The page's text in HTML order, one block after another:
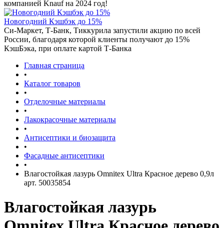
компанией Knauf на 2024 год!
Новогодний Кэшбэк до 15%
Си-Маркет, Т-Банк, Тиккурила запустили акцию по всей
России, благодаря которой клиенты получают до 15%
КэшБэка, при оплате картой Т-Банка
Главная страница
•
Каталог товаров
•
Отделочные материалы
•
Лакокрасочные материалы
•
Антисептики и биозащита
•
Фасадные антисептики
•
Влагостойкая лазурь Omnitex Ultra Красное дерево 0,9л
арт. 50035854
Влагостойкая лазурь